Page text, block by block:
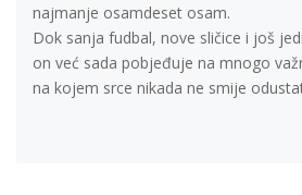
najmanje osamdeset osam.
Dok sanja fudbal, nove sličice i još
on već sada pobjeđuje na mnogo
na kojem srce nikada ne smije